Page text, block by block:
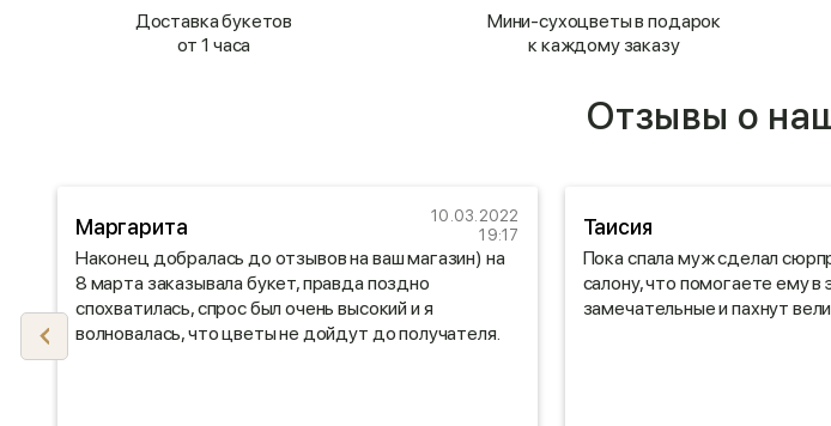
Доставка букетов
от 1 часа
Мини-сухоцветы в подарок
к каждому заказу
Отзывы о
Маргарита
10.03.2022
19:17
Наконец добралась до отзывов на ваш магазин) на
8 марта заказывала букет, правда поздно
спохватилась, спрос был очень высокий и я
волновалась, что цветы не дойдут до получателя.
Таисия
Пока спала муж сделал
салону, что помогаете ему
замечательные и пахнут